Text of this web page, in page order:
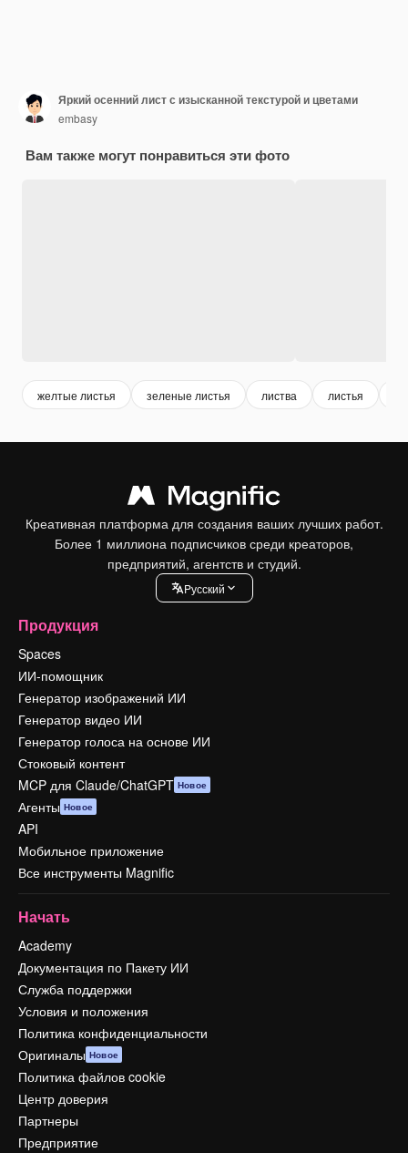
Яркий осенний лист с изысканной текстурой и цветами
embasy
Вам также могут понравиться эти фото
желтые листья зеленые листья листва листья
Креативная платформа для создания ваших лучших работ.
Более 1 миллиона подписчиков среди креаторов,
предприятий, агентств и студий.
Pусский
Продукция
Spaces
ИИ-помощник
Генератор изображений ИИ
Генератор видео ИИ
Генератор голоса на основе ИИ
Стоковый контент
MCP для Claude/ChatGPT Новое
Агенты Новое
API
Мобильное приложение
Все инструменты Magnific
Начать
Academy
Документация по Пакету ИИ
Служба поддержки
Условия и положения
Политика конфиденциальности
Оригиналы Новое
Политика файлов cookie
Центр доверия
Партнеры
Предприятие